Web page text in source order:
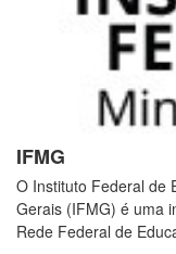
IFMG
O Instituto Federal de
Gerais (IFMG) é uma
Rede Federal de